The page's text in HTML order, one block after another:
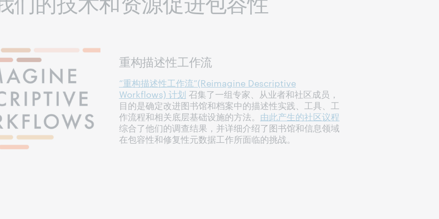
重构描述性工作流
“重构描述性工作流”(Reimagine Descriptive
Workﬂows) 计划 召集了一组专家、从业者和社区成员，
目的是确定改进图书馆和档案中的描述性实践、工具、工
作流程和相关底层基础设施的方法。 由此产生的社区议程
综合了他们的调查结果，并详细介绍了图书馆和信息领域
在包容性和修复性元数据工作所面临的挑战。